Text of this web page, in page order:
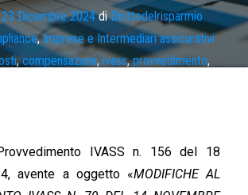
23 Dicembre 2024diDirittodelrisparmio
,Imprese e Intermediari assicurativi
,compensazioni, ivass,provvedimento,
IVASS n. 156 del 18
avente a oggetto «MODIFICHE AL